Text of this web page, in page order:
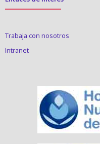
Trabaja con nosotros
Intranet